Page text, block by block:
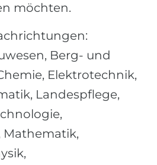
möchten.
Berg- und
Elektrotechnik,
Landespflege,
Mathematik,